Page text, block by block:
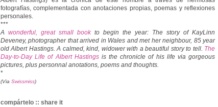
fotografías, complementada con anotaciones propias, poemas y reflexiones
personales.
***
A wonderful, great small book to begin the year: The story of KayLinn
Deveney, photographer that arrived in Wales and met her neighbour, 85 year
old Albert Hastings. A calmed, kind, widower with a beautiful story to tell. The
Day-to-Day Life of Albert Hastings is the chronicle of his life via gorgeous
pictures, plus personnal anotations, poems and thoughts.
*
(Via Swissmiss)
compártelo :: share it